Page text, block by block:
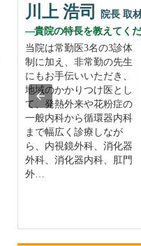
川上 浩司 院長 取
貴院の特長を教えてくだ
当院は常勤医3名の3診体
制に加え、非常勤の先生
にもお手伝いいただき、
地域のかかりつけ医とし
て、発熱外来や花粉症の
一般内科から循環器内科
まで幅広く診療しなが
ら、内視鏡外科、消化器
外科、消化器内科、肛門
外…